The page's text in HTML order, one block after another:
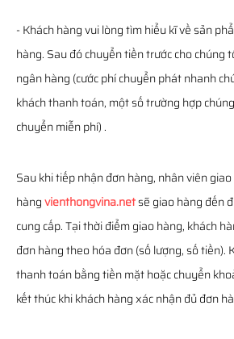
- Khách hàng vui lòng tìm hiểu kĩ về sản
hàng. Sau đó chuyển tiền trước cho chúng
ngân hàng (cước phí chuyển phát nhanh
khách thanh toán, một số trường hợp
chuyển miễn phí) .
Sau khi tiếp nhận đơn hàng, nhân viên giao
hàngvienthongvina.netsẽ giao hàng đến
cung cấp. Tại thời điểm giao hàng, khách
đơn hàng theo hóa đơn (số lượng, số tiền).
thanh toán bằng tiền mặt hoặc chuyển
kết thúc khi khách hàng xác nhận đủ đơn